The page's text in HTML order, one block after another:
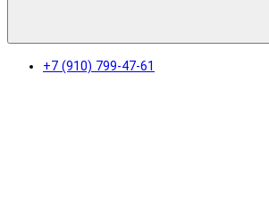
+7 (910) 799-47-61